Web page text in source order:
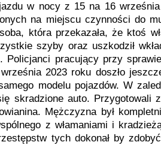
w nocy z 15 na 16
na miejscu czynności do
która przekazała, że ktoś
szyby oraz uszkodził
Policjanci pracujący przy
2023 roku doszło
modelu pojazdów. W
skradzione auto. Przygotowali
Mężczyzna był
z włamaniami i
tych dokonał by